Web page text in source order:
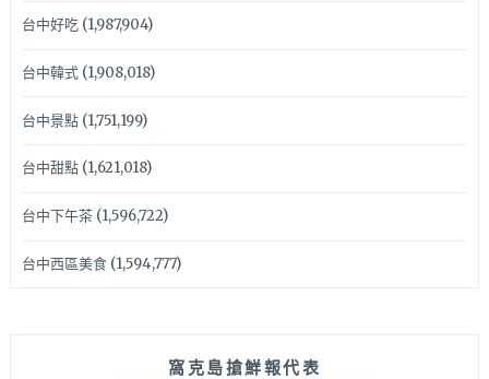
台中好吃(1,987,904)
台中韓式(1,908,018)
台中景點(1,751,199)
台中甜點(1,621,018)
台中下午茶(1,596,722)
台中西區美食(1,594,777)
窩克島搶鮮報代表